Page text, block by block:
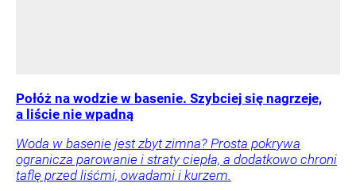
Połóż na wodzie w basenie. Szybciej się nagrzeje,
a liście nie wpadną
Woda w basenie jest zbyt zimna? Prosta pokrywa
ogranicza parowanie i straty ciepła, a dodatkowo chroni
taflę przed liśćmi, owadami i kurzem.